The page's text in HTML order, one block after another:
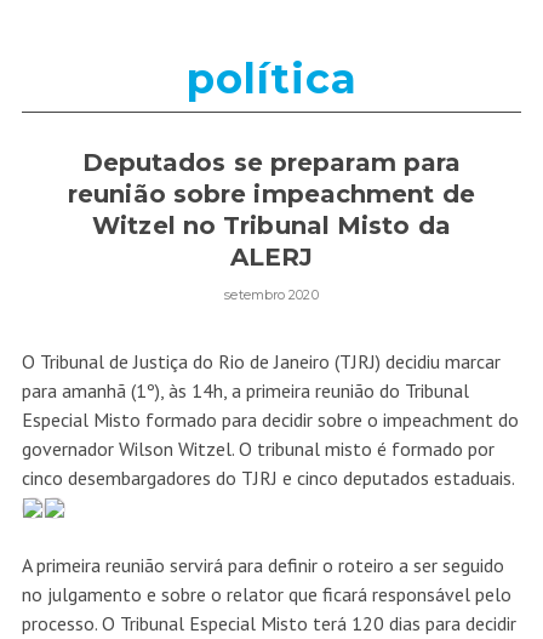
política
Deputados se preparam para
reunião sobre impeachment de
Witzel no Tribunal Misto da
ALERJ
setembro 2020
O Tribunal de Justiça do Rio de Janeiro (TJRJ) decidiu marcar
para amanhã (1º), às 14h, a primeira reunião do Tribunal
Especial Misto formado para decidir sobre o impeachment do
governador Wilson Witzel. O tribunal misto é formado por
cinco desembargadores do TJRJ e cinco deputados estaduais.
A primeira reunião servirá para definir o roteiro a ser seguido
no julgamento e sobre o relator que ficará responsável pelo
processo. O Tribunal Especial Misto terá 120 dias para decidir